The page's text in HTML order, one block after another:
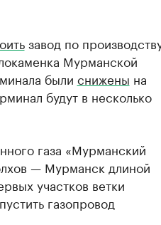
завод по
Мурманской
были снижены на
будут в несколько
газа «Мурманский
— Мурманск длиной
участков ветки
газопровод